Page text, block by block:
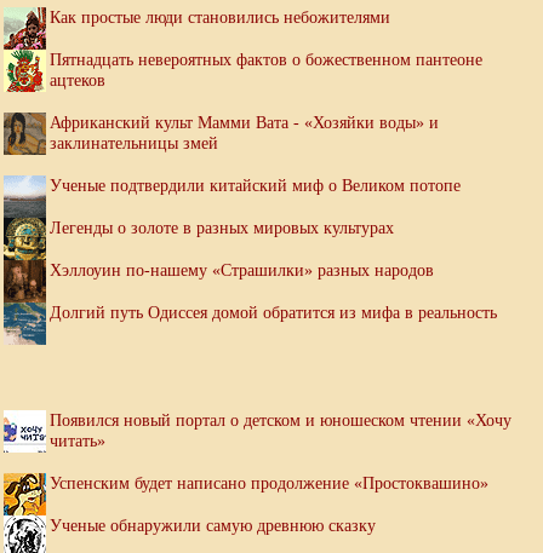
Как простые люди становились небожителями
Пятнадцать невероятных фактов о божественном пантеоне
ацтеков
Африканский культ Мамми Вата - «Хозяйки воды» и
заклинательницы змей
Ученые подтвердили китайский миф о Великом потопе
Легенды о золоте в разных мировых культурах
Хэллоуин по-нашему «Страшилки» разных народов
Долгий путь Одиссея домой обратится из мифа в реальность
Появился новый портал о детском и юношеском чтении «Хочу
читать»
Успенским будет написано продолжение «Простоквашино»
Ученые обнаружили самую древнюю сказку